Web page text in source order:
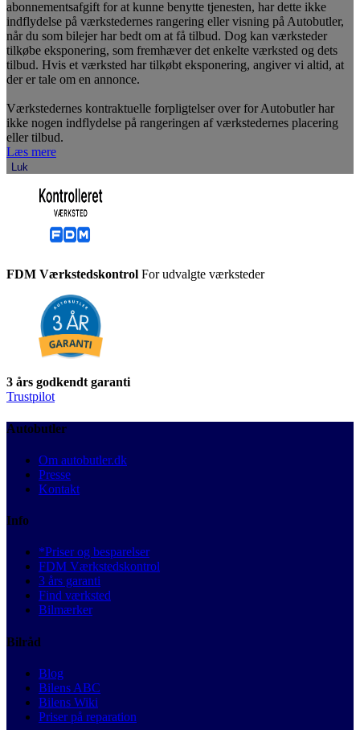
abonnementsafgift for at kunne benytte tjenesten, har dette ikke
indflydelse på værkstedernes rangering eller visning på Autobutler,
når du som bilejer har bedt om at få tilbud. Dog kan værksteder
tilkøbe eksponering, som fremhæver det enkelte værksted og dets
tilbud. Hvis et værksted har tilkøbt eksponering, angiver vi altid, at
der er tale om en annonce.
Værkstedernes kontraktuelle forpligtelser over for Autobutler har
ikke nogen indflydelse på rangeringen af værkstedernes placering
eller tilbud.
Læs mere
Luk
FDM Værkstedskontrol For udvalgte værksteder
3 års godkendt garanti
Trustpilot
Autobutler
Om autobutler.dk
Presse
Kontakt
Info
*Priser og besparelser
FDM Værkstedskontrol
3 års garanti
Find værksted
Bilmærker
Bilråd
Blog
Bilens ABC
Bilens Wiki
Priser på reparation